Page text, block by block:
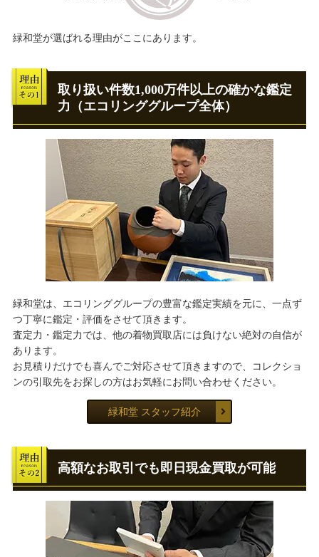
緑和堂が選ばれる理由がここにあります。
取り扱い件数1,000万件以上の確かな鑑定
力（エコリンググループ全体）
緑和堂は、エコリンググループの豊富な鑑定実績を元に、一点ず
つ丁寧に鑑定・評価をさせて頂きます。
査定力・鑑定力では、他の着物買取店には負けない絶対の自信が
あります。
お見積りだけでも喜んでご対応させて頂きますので、コレクショ
ンの引取先をお探しの方はお気軽にお問い合わせください。
緑和堂 スタッフ紹介
高額なお取引でも即日現金買取が可能